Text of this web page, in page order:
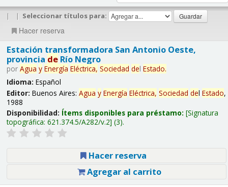
| | Seleccionar títulos para:
Hacer reserva
Estación transformadora San Antonio Oeste,
provincia deRío Negro
por Agua y Energía Eléctrica, Sociedad del Estado.
Idioma: Español
Editor: Buenos Aires: Agua y Energía Eléctrica, Sociedad del Estado,
1988
Disponibilidad: Ítems disponibles para préstamo: Signatura
topográfica: 621.374.5/A282/v.2 (3).
Hacer reserva
Agregar al carrito